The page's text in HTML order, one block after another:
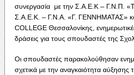
συνεργασία με την Σ.Α.Ε.Κ – Γ.Ν.Π.
Σ.Α.Ε.Κ. – Γ.Ν.Α. «Γ. ΓΕΝΝΗΜΑΤΑΣ»
COLLEGE Θεσσαλονίκης,
δράσεις για τους σπουδαστές της
Οι σπουδαστές παρακολούθησαν
σχετικά με την αναγκαιότητα